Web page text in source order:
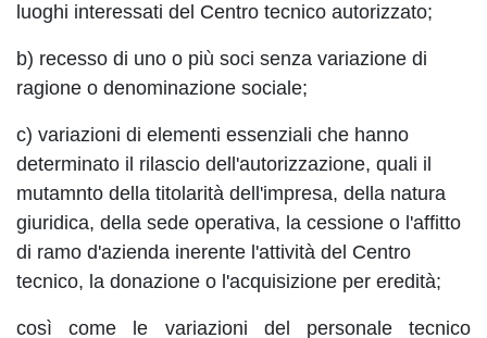
luoghi interessati del Centro tecnico autorizzato;
b) recesso di uno o più soci senza variazione di
ragione o denominazione sociale;
c) variazioni di elementi essenziali che hanno
determinato il rilascio dell'autorizzazione, quali il
mutamnto della titolarità dell'impresa, della natura
giuridica, della sede operativa, la cessione o l'affitto
di ramo d'azienda inerente l'attività del Centro
tecnico, la donazione o l'acquisizione per eredità;
così come le variazioni del personale tecnico